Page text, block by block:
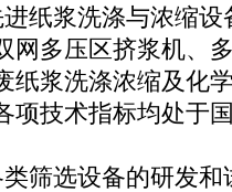
纸浆洗涤与浓缩设
网多压区挤浆机、
纸浆洗涤浓缩及化
项技术指标均处于
筛选设备的研发和